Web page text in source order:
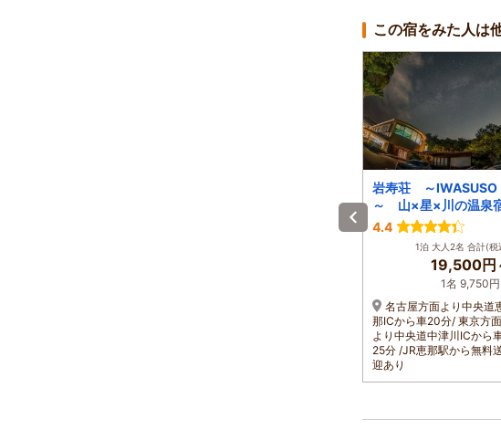
この宿をみた人は
岩寿荘 ～IWASUSO
～ 山×星×川の温泉
4.4
1泊 大人2名 合計(税
19,500円
1名 9,750円
名古屋方面より中央道
那ICから車20分/ 東京方面
より中央道中津川ICから
25分 /JR恵那駅から無料
迎あり